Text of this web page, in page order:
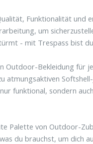
Funktionalität und
um
- mit Trespass bist
Outdoor-Bekleidung für
atmungsaktiven
funktional, sondern
Palette von Outdoor-
du brauchst, um dich